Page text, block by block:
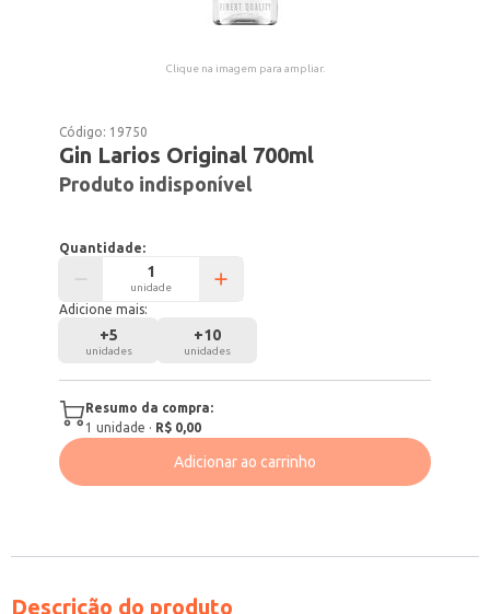
Clique na imagem para ampliar.
Código: 19750
Gin Larios Original 700ml
Produto indisponível
Quantidade:
unidade
Adicione mais:
+5
unidades
+10
unidades
Resumo da compra:
1 unidade · R$ 0,00
Adicionar ao carrinho
Descrição do produto